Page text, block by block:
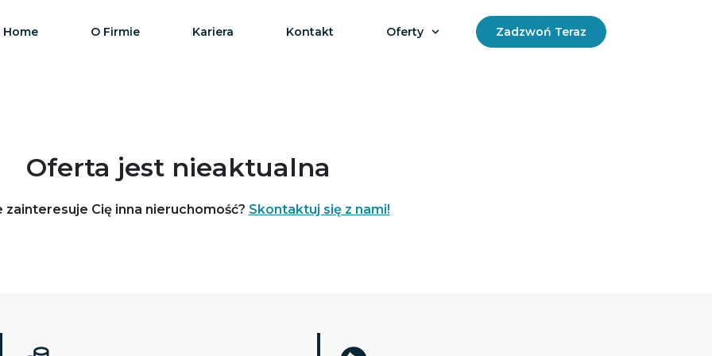
Home O Firmie Kariera Kontakt Oferty Zadzwoń Teraz
Oferta jest nieaktualna
zainteresuje Cię inna nieruchomość? Skontaktuj się z nami!